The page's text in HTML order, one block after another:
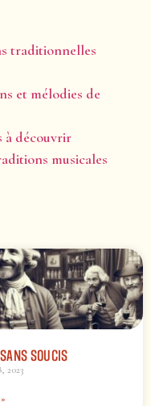
traditionnelles
et mélodies de
à découvrir
musicales
SOUCIS
2023